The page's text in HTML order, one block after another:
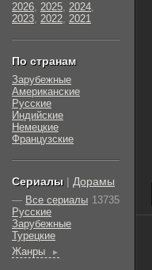
2026, 2025, 2024,
2023, 2022, 2021
По странам
Зарубежные
Американские
Русские
Индийские
Немецкие
Французские
Сериалы | Дорамы
— Все сериалы 13735
Русские
Зарубежные
Турецкие
Жанры
►